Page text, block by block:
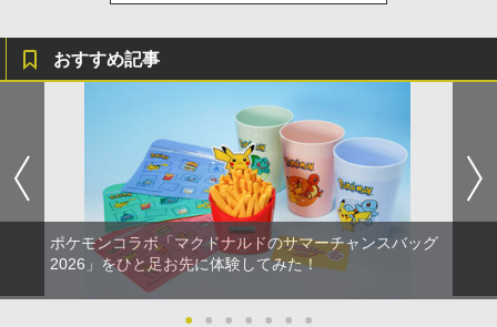
おすすめ記事
ポケモンコラボ「マクドナルドのサマーチャンスバッグ
2026」をひと足お先に体験してみた！
● ● ● ● ● ● ●